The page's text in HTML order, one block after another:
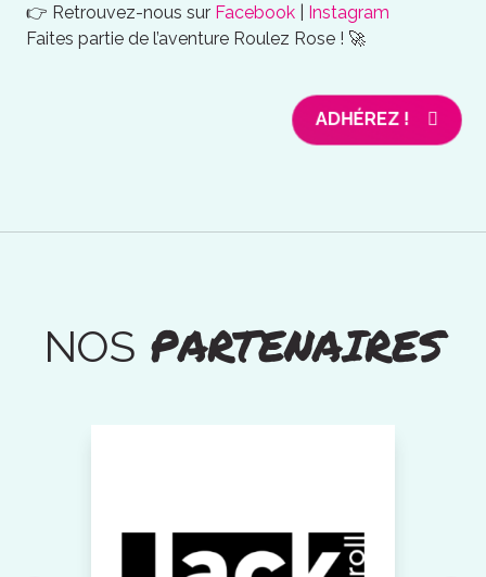
👉 Retrouvez-nous sur Facebook
Instagram
Faites partie de l’aventure Roulez Rose ! 🚀
ADHÉREZ !
NOSPARTENAIRES